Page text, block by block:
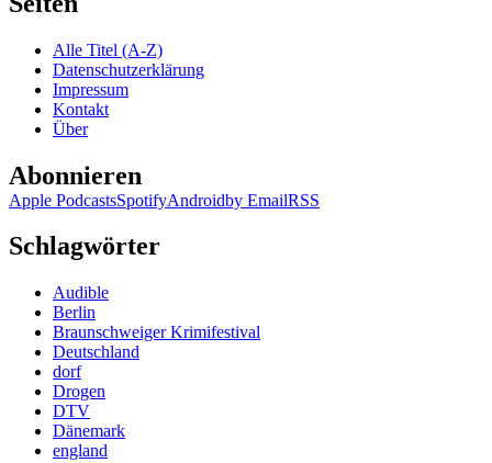
Alle Titel (A-Z)
Datenschutzerklärung
Impressum
Kontakt
Über
Abonnieren
Apple PodcastsSpotifyAndroidby EmailRSS
Schlagwörter
Audible
Berlin
Braunschweiger Krimifestival
Deutschland
dorf
Drogen
DTV
Dänemark
england